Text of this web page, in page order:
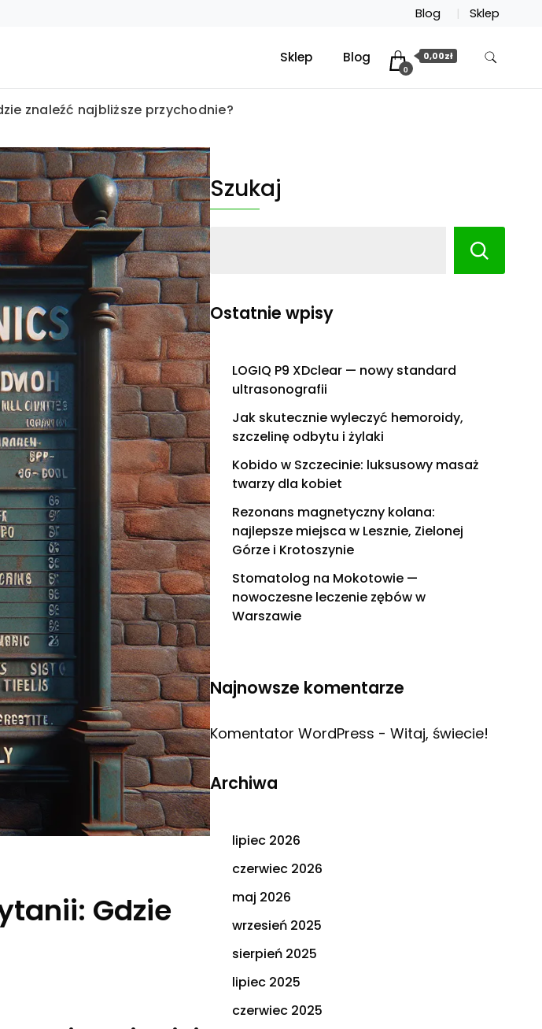
Blog Sklep
Sklep Blog
0
0,00zł
znaleźć najbliższe przychodnie?
Gdzie
Szukaj
Ostatnie wpisy
LOGIQ P9 XDclear — nowy standard
ultrasonografii
Jak skutecznie wyleczyć hemoroidy,
szczelinę odbytu i żylaki
Kobido w Szczecinie: luksusowy masaż
twarzy dla kobiet
Rezonans magnetyczny kolana:
najlepsze miejsca w Lesznie, Zielonej
Górze i Krotoszynie
Stomatolog na Mokotowie —
nowoczesne leczenie zębów w
Warszawie
Najnowsze komentarze
Komentator WordPress - Witaj, świecie!
Archiwa
lipiec 2026
czerwiec 2026
maj 2026
wrzesień 2025
sierpień 2025
lipiec 2025
czerwiec 2025